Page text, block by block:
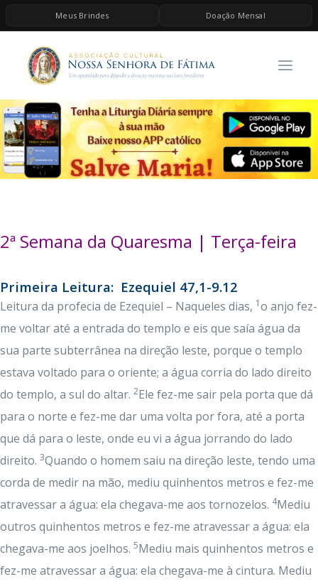
Meus Brindes Doação Mensal
HOME
A ASSOCIAÇÃO
CONTEÚDOS DE MARIA
ESPIRITUALIDADE
AS MELHORES MÚSICAS CATÓLICAS
BRINDES
2ª Semana da Quaresma | Terça-feira
Primeira Leitura: Ezequiel 47,1-9.12
Leitura da profecia de Ezequiel – Naqueles dias, 1o anjo fez-
me voltar até a entrada do templo e eis que saía água da
sua parte subterrânea na direção leste, porque o templo
estava voltado para o oriente; a água corria do lado direito
do templo, a sul do altar. 2Ele fez-me sair pela porta que dá
para o norte e fez-me dar uma volta por fora, até a porta
que dá para o leste, onde eu vi a água jorrando do lado
direito. 3Quando o homem saiu na direção leste, tendo uma
corda de medir na mão, mediu quinhentos metros e fez-me
atravessar a água: ela chegava-me aos tornozelos. 4Mediu
outros quinhentos metros e fez-me atravessar a água: ela
chegava-me aos joelhos. 5Mediu mais quinhentos metros e
fez-me atravessar a água: ela chegava-me à cintura. Mediu